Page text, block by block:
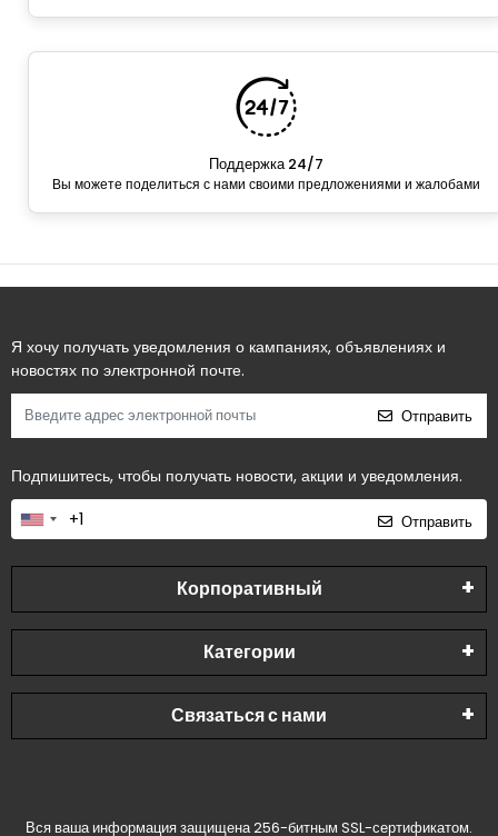
Поддержка 24/7
Вы можете поделиться с нами своими предложениями и жалобами
Я хочу получать уведомления о кампаниях, объявлениях и
новостях по электронной почте.
Отправить
Подпишитесь, чтобы получать новости, акции и уведомления.
Отправить
Корпоративный
Категории
Связаться с нами
Вся ваша информация защищена 256-битным SSL-сертификатом.